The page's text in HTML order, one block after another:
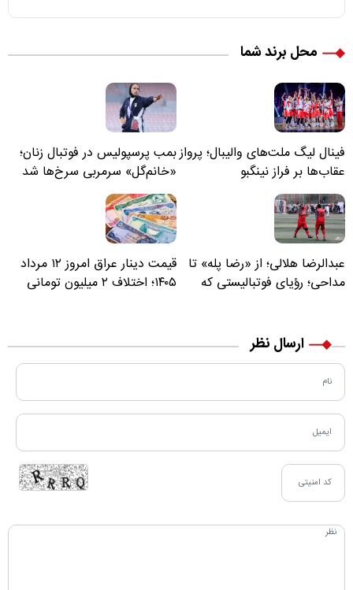
محل برند شما
فینال لیگ ملت‌های والیبال؛ پرواز
عقاب‌ها بر فراز نینگبو
بمب پرسپولیس در فوتبال زنان؛
«خانم‌گل» سرمربی سرخ‌ها شد
عبدالرضا هلالی؛ از «رضا پله» تا
مداحی؛ رؤیای فوتبالیستی که
قیمت دینار عراق امروز ۱۲ مرداد
۱۴۰۵؛ اختلاف ۲ میلیون تومانی
ارسال نظر